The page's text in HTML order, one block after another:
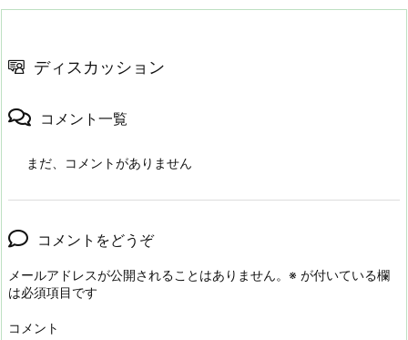
ディスカッション
コメント一覧
まだ、コメントがありません
コメントをどうぞ
メールアドレスが公開されることはありません。 ※ が付いている欄
は必須項目です
コメント